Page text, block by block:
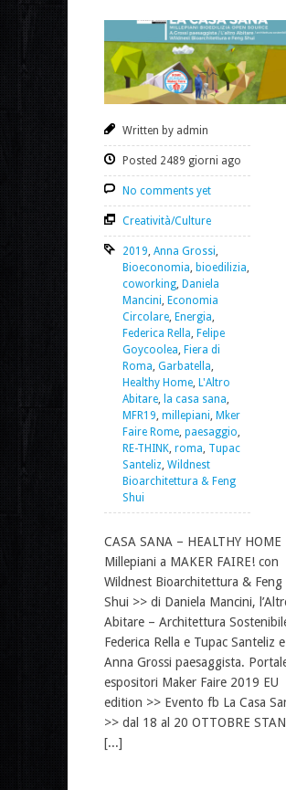
Written by admin
Posted 2489 giorni ago
No comments yet
Creatività/Culture
2019 Anna Grossi
Bioeconomia
bioedilizia
coworking Daniela
Mancini Economia
Circolare Energia
Federica Rella Felipe
Goycoolea Fiera di
Roma Garbatella
Healthy Home L'Altro
Abitare
la casa sana
MFR19 millepiani Mker
Faire Rome paesaggio
RE-THINK roma Tupac
Santeliz Wildnest
Bioarchitettura & Feng
Shui
CASA SANA – HEALTHY HOME
Millepiani a MAKER FAIRE! con
Wildnest Bioarchitettura & Feng
Shui >> di Daniela Mancini,
Abitare – Architettura
Federica Rella e Tupac Santeliz e
Anna Grossi paesaggista.
espositori Maker Faire 2019 EU
edition >> Evento fb La Casa
>> dal 18 al 20 OTTOBRE
[...]